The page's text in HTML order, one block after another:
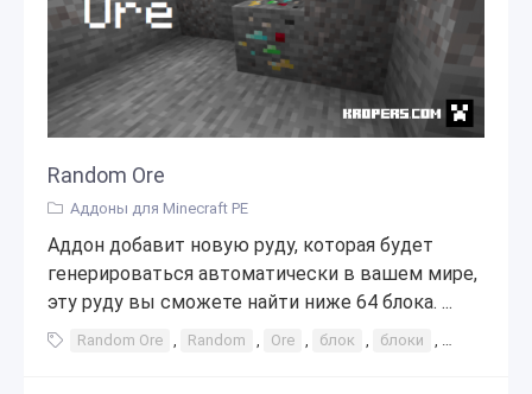
Random Ore
Аддоны для Minecraft PE
Аддон добавит новую руду, которая будет
генерироваться автоматически в вашем мире,
эту руду вы сможете найти ниже 64 блока. ...
Random Ore , Random , Ore , блок , блоки , интересное